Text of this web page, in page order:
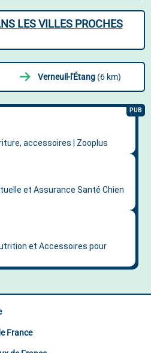
LES VILLES PROCHES
Verneuil-l'Étang (6 km)
France